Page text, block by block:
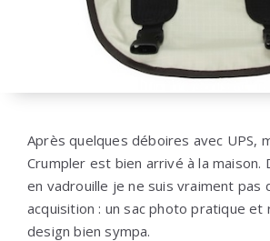
Après quelques déboires avec UPS,
Crumpler est bien arrivé à la
en vadrouille je ne suis vraiment pas
acquisition : un sac photo pratique et
design bien sympa.